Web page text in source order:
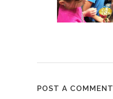
POST A COMMENT